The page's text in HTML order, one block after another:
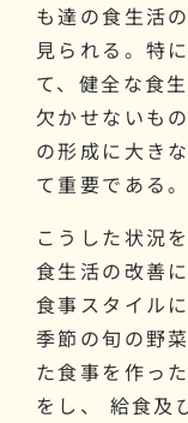
も達の食生活
見られる。特
て、健全な食
欠かせないも
の形成に大き
て重要である。
こうした状況
食生活の改善
食事スタイル
季節の旬の野
た食事を作っ
をし、 給食及